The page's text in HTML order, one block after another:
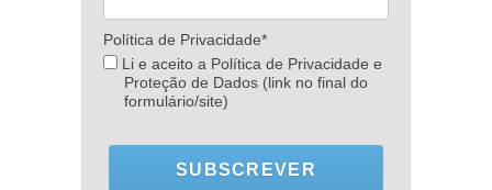
Política de Privacidade*
Li e aceito a Política de Privacidade e
Proteção de Dados (link no final do
formulário/site)
SUBSCREVER